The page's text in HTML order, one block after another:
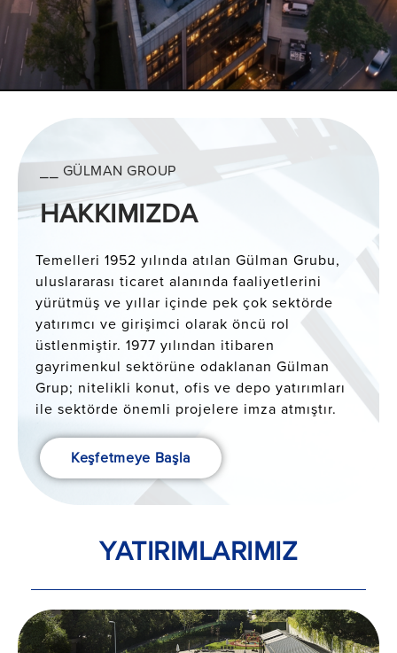
⎯⎯ GÜLMAN GROUP
HAKKIMIZDA
Temelleri 1952 yılında atılan Gülman Grubu,
uluslararası ticaret alanında faaliyetlerini
yürütmüş ve yıllar içinde pek çok sektörde
yatırımcı ve girişimci olarak öncü rol
üstlenmiştir. 1977 yılından itibaren
gayrimenkul sektörüne odaklanan Gülman
Grup; nitelikli konut, ofis ve depo yatırımları
ile sektörde önemli projelere imza atmıştır.
Keşfetmeye Başla
YATIRIMLARIMIZ